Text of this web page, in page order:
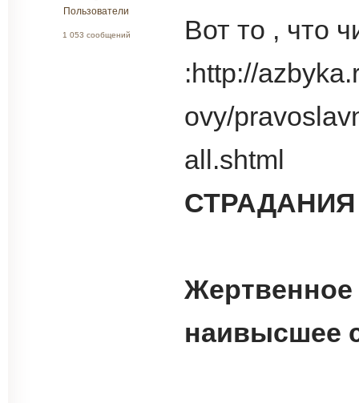
Пользователи
1 053 сообщений
Вот то , что
:http://
ovy/
all.shtml
Жертвенное
наивысшее